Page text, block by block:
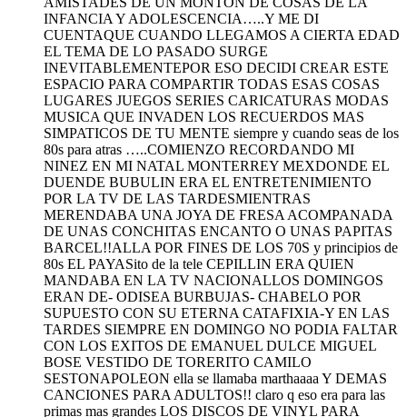
INFANCIA Y ADOLESCENCIA…..Y ME DI
CUENTAQUE CUANDO LLEGAMOS A CIERTA EDAD
EL TEMA DE LO PASADO SURGE
INEVITABLEMENTEPOR ESO DECIDI CREAR ESTE
ESPACIO PARA COMPARTIR TODAS ESAS COSAS
LUGARES JUEGOS SERIES CARICATURAS MODAS
MUSICA QUE INVADEN LOS RECUERDOS MAS
SIMPATICOS DE TU MENTE siempre y cuando seas de los
80s para atras …..COMIENZO RECORDANDO MI
NINEZ EN MI NATAL MONTERREY MEXDONDE EL
DUENDE BUBULIN ERA EL ENTRETENIMIENTO
POR LA TV DE LAS TARDESMIENTRAS
MERENDABA UNA JOYA DE FRESA ACOMPANADA
DE UNAS CONCHITAS ENCANTO O UNAS PAPITAS
BARCEL!!ALLA POR FINES DE LOS 70S y principios de
80s EL PAYASito de la tele CEPILLIN ERA QUIEN
MANDABA EN LA TV NACIONALLOS DOMINGOS
ERAN DE- ODISEA BURBUJAS- CHABELO POR
SUPUESTO CON SU ETERNA CATAFIXIA-Y EN LAS
TARDES SIEMPRE EN DOMINGO NO PODIA FALTAR
CON LOS EXITOS DE EMANUEL DULCE MIGUEL
BOSE VESTIDO DE TORERITO CAMILO
SESTONAPOLEON ella se llamaba marthaaaa Y DEMAS
CANCIONES PARA ADULTOS!! claro q eso era para las
primas mas grandes LOS DISCOS DE VINYL PARA